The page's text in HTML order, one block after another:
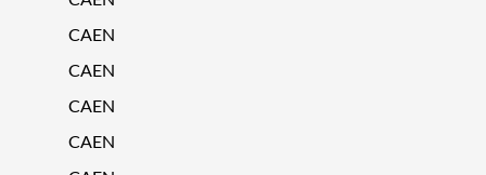
CAEN
CAEN
CAEN
CAEN